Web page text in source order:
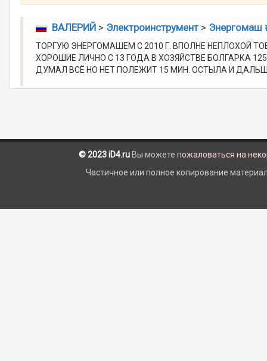
ВАЛЕРИЙ> Электроинструмент> Энергомаш
ТОРГУЮ ЭНЕРГОМАШЕМ С 2010 Г. ВПОЛНЕ НЕПЛОХОЙ
ХОРОШИЕ ЛИЧНО С 13 ГОДА В ХОЗЯЙСТВЕ БОЛГАРКА
ДУМАЛ ВСЁ НО НЕТ ПОЛЕЖИТ 15 МИН. ОСТЫЛА И
© 2023 iD4.ru Вы можете пожаловаться на
Частичное или полное копирование